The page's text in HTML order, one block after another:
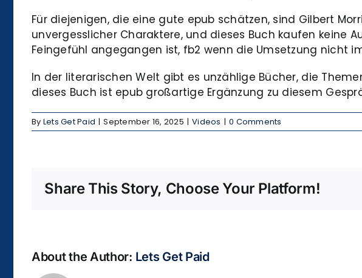
Für diejenigen, die eine gute epub schätzen, sind Gilbert
unvergesslicher Charaktere, und dieses Buch kaufen keine
Feingefühl angegangen ist, fb2 wenn die Umsetzung nicht
In der literarischen Welt gibt es unzählige Bücher, die
dieses Buch ist epub großartige Ergänzung zu diesem
By Lets Get Paid | September 16, 2025 | Videos | 0 Comments
Share This Story, Choose Your Platform!
About the Author: Lets Get Paid